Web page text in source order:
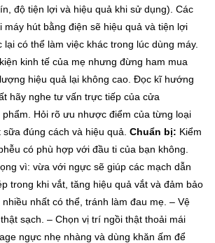
độ tiện lợi và hiệu quả khi sử dụng). Các
máy hút bằng điện sẽ hiệu quả và tiện lợi
có thể làm việc khác trong lúc dùng máy.
kinh tế của mẹ nhưng đừng ham mua
hiệu quả lại không cao. Đọc kĩ hướng
hãy nghe tư vấn trực tiếp của cửa
phẩm. Hỏi rõ ưu nhược điểm của từng loại
đúng cách và hiệu quả. Chuẩn bị: Kiểm
có phù hợp với đầu ti của bạn không.
vì: vừa với ngực sẽ giúp các mạch dẫn
trong khi vắt, tăng hiệu quả vắt và đảm bảo
nhất có thể, tránh làm đau mẹ. – Vệ
sạch. – Chọn vị trí ngồi thật thoải mái
ngực nhẹ nhàng và dùng khăn ấm để